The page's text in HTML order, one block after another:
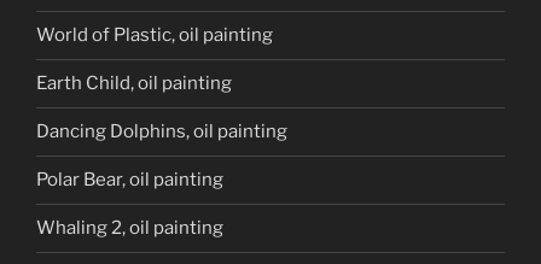
World of Plastic, oil painting
Earth Child, oil painting
Dancing Dolphins, oil painting
Polar Bear, oil painting
Whaling 2, oil painting